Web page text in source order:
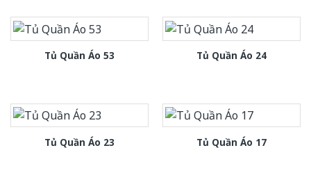
Tủ Quần Áo 53 Tủ Quần Áo 24
Tủ Quần Áo 23 Tủ Quần Áo 17